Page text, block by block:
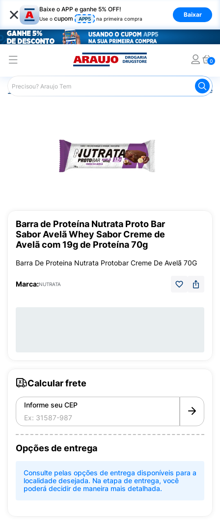
× Baixe o APP e ganhe 5% OFF!
Use o cupom APP5 na primeira compra
Baixar
0
Araujo Nutrição Saudável Barra de
Barra de Proteína Nutrata Proto Bar
Sabor Avelã Whey Sabor Creme de
Avelã com 19g de Proteína 70g
Barra De Proteina Nutrata Protobar Creme De Avelã 70G
Marca:NUTRATA
Calcular frete
Informe seu CEP
Opções de entrega
Consulte pelas opções de entrega disponíveis para a
localidade desejada. Na etapa de entrega, você
poderá decidir de maneira mais detalhada.